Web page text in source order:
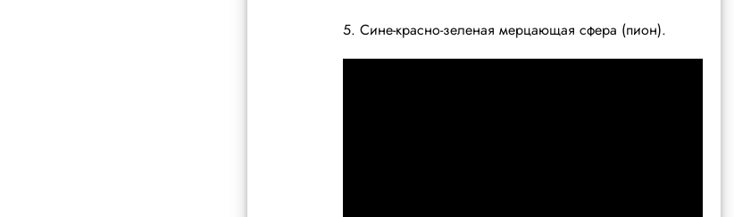
5. Сине-красно-зеленая мерцающая сфера (пион).